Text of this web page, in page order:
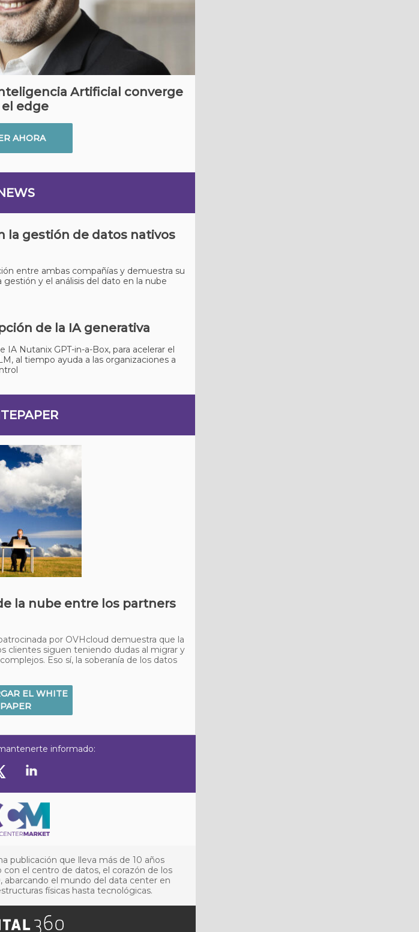
Artificial converge
edge
AHORA
la gestión de datos nativos
entre ambas compañías y demuestra su
y el análisis del dato en la nube
de la IA generativa
IA Nutanix GPT-in-a-Box, para acelerar el
al tiempo ayuda a las organizaciones a
la nube entre los partners
por OVHcloud demuestra que la
clientes siguen teniendo dudas al migrar y
Eso sí, la soberanía de los datos
EL WHITE
PAPER
informado:
publicación que lleva más de 10 años
el centro de datos, el corazón de los
abarcando el mundo del data center en
físicas hasta tecnológicas.